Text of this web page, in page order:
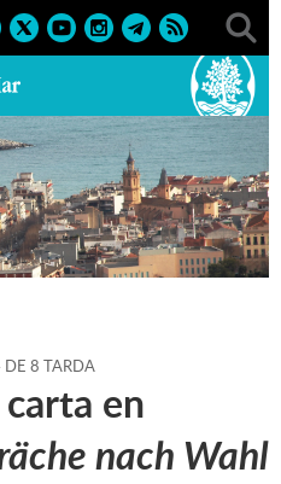
literàries
8 TARDA
en
nach Wahl